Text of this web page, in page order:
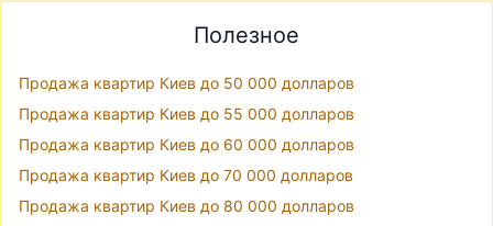
Полезное
Продажа квартир Киев до 50 000 долларов
Продажа квартир Киев до 55 000 долларов
Продажа квартир Киев до 60 000 долларов
Продажа квартир Киев до 70 000 долларов
Продажа квартир Киев до 80 000 долларов